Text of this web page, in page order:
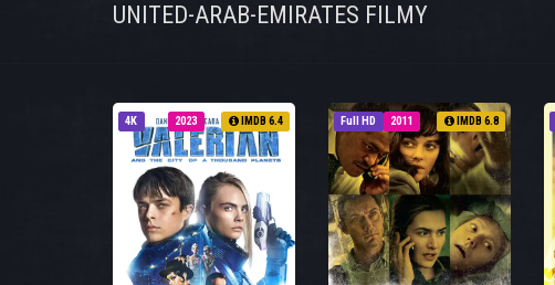
UNITED-ARAB-EMIRATES FILMY
4K 2023 IMDB 6.4 Full HD 2011 IMDB 6.8